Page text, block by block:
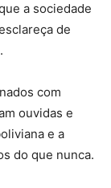
a sociedade
de
com
ouvidas e
e a
do que nunca.